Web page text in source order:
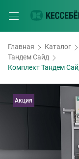
Главная Каталог
Тандем Сайд
Комплект Тандем
Акция